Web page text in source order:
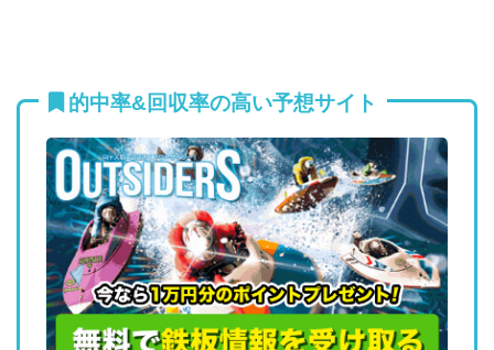
的中率&回収率の高い予想サイト